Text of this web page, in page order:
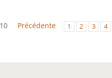
Précédente 1 2 3 4